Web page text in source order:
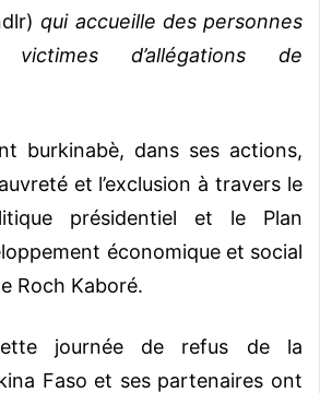
qui accueille des personnes
d’allégations de
burkinabè, dans ses actions,
et l’exclusion à travers le
présidentiel et le Plan
économique et social
Roch Kaboré.
journée de refus de la
Faso et ses partenaires ont